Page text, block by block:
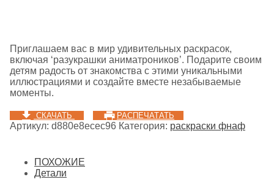
Приглашаем вас в мир удивительных раскрасок,
включая ‘разукрашки аниматроников’. Подарите своим
детям радость от знакомства с этими уникальными
иллюстрациями и создайте вместе незабываемые
моменты.
СКАЧАТЬ РАСПЕЧАТАТЬ
Артикул: d880e8ecec96 Категория: раскраски фнаф
ПОХОЖИЕ
Детали